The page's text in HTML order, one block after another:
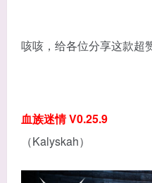
咳咳，给各位分享这款超
血族迷情 V0.25.9
（Kalyskah）